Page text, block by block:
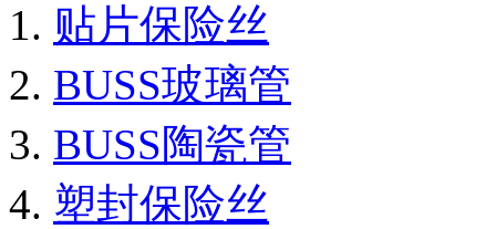
贴片保险丝
BUSS玻璃管
BUSS陶瓷管
塑封保险丝